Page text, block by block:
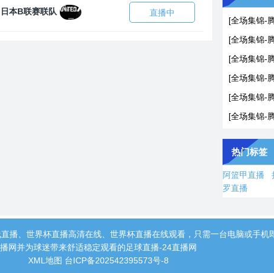
日本B联赛联队 直播中
热门标签
阿篮甲直播
罗直播
播、世界杯直播高清在线、世界杯直播在线观看，只需一台电脑或手
播网并为球迷带来舒适稳定观看的足球直播-24直播网
XML地图 台ICP备202542395573号-8